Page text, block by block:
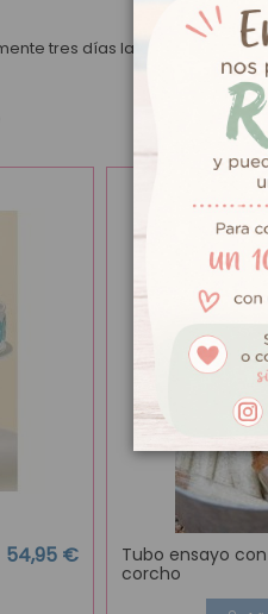
tres días laborales
54,95 €
Tubo ensayo
corcho